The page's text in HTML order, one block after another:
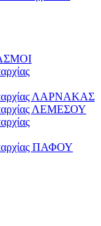
ΛΑΡΝΑΚΑΣ
ΛΕΜΕΣΟΥ
ΠΑΦΟΥ